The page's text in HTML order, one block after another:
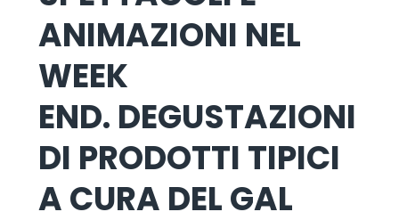
ANIMAZIONI NEL
WEEK
END. DEGUSTAZIONI
DI PRODOTTI TIPICI
A CURA DEL GAL